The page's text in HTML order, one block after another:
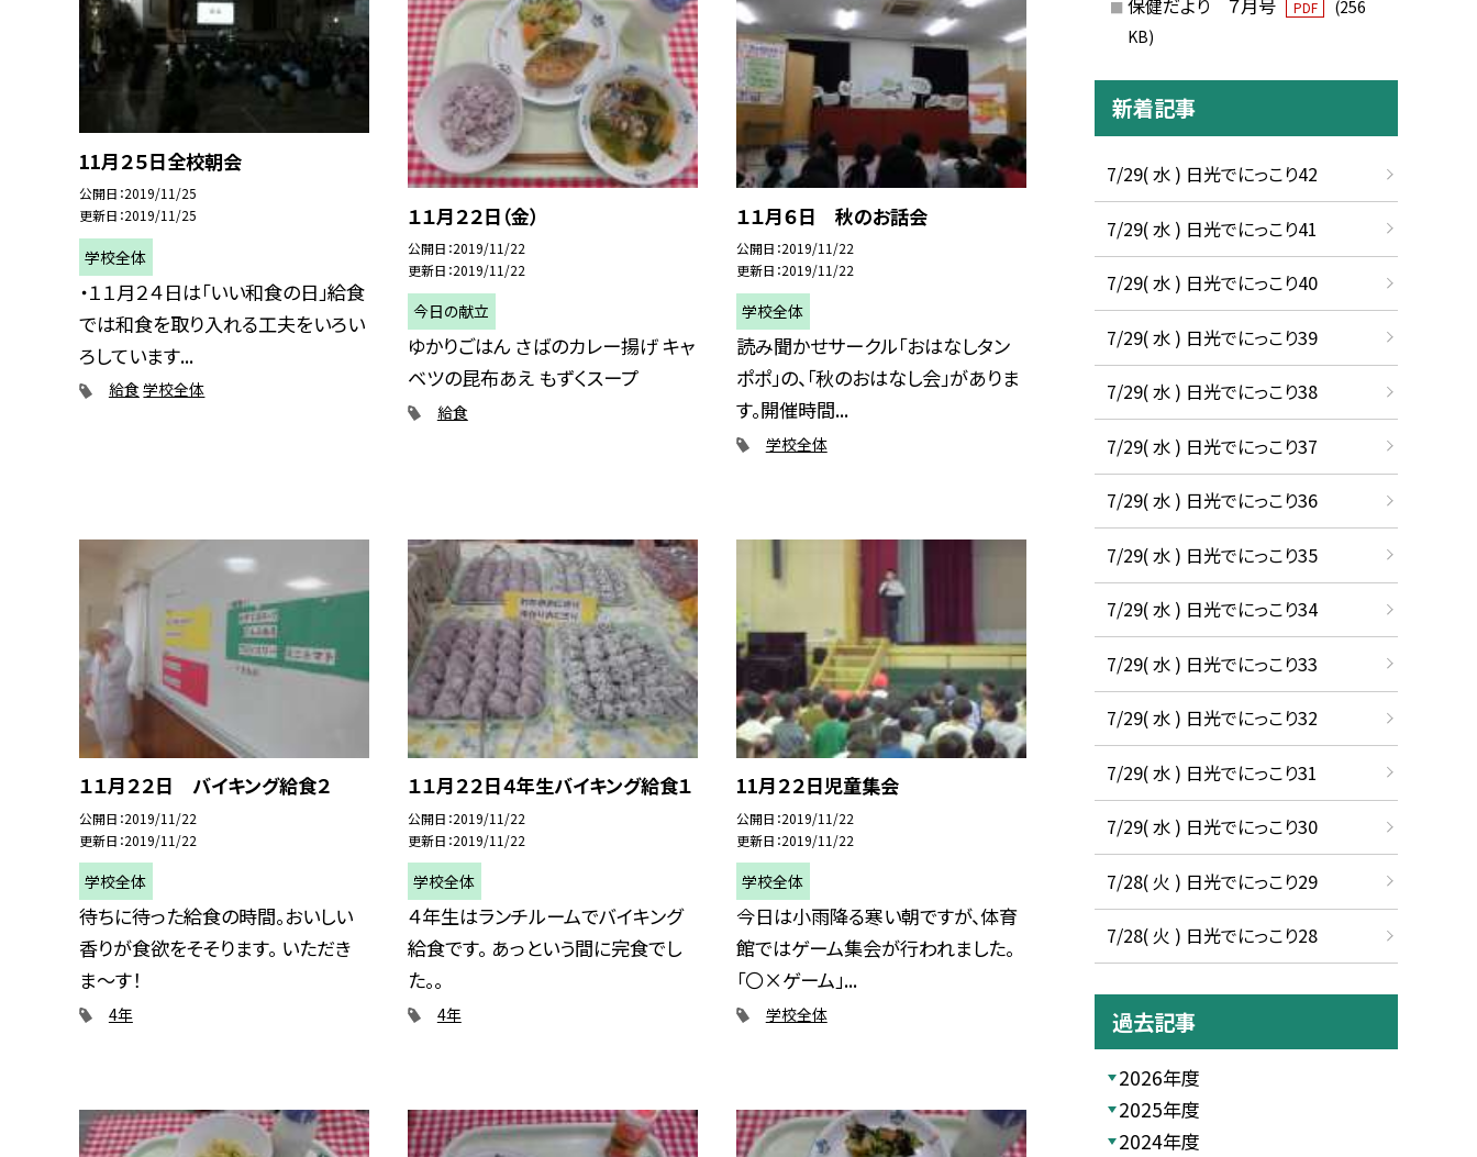
11月２５日全校朝会
公開日 2019/11/25
更新日 2019/11/25
学校全体
・１１月２４日は「いい和食の日」給食
では和食を取り入れる工夫をいろい
ろしています...
給食 学校全体
１１月２２日（金）
公開日 2019/11/22
更新日 2019/11/22
今日の献立
ゆかりごはん さばのカレー揚げ キャ
ベツの昆布あえ もずくスープ
給食
１１月６日 秋のお話会
公開日 2019/11/22
更新日 2019/11/22
学校全体
読み聞かせサークル「おはなしタン
ポポ」の、「秋のおはなし会」がありま
す。開催時間...
学校全体
１１月２２日 バイキング給食２
公開日 2019/11/22
更新日 2019/11/22
学校全体
待ちに待った給食の時間。おいしい
香りが食欲をそそります。 いただき
ま〜す！
4年
１１月２２日４年生バイキング給食１
公開日 2019/11/22
更新日 2019/11/22
学校全体
４年生はランチルームでバイキング
給食です。 あっという間に完食でし
た。。
4年
11月２２日児童集会
公開日 2019/11/22
更新日 2019/11/22
学校全体
今日は小雨降る寒い朝ですが、体育
館ではゲーム集会が行われました。
「〇×ゲーム」...
学校全体
保健だより ７月号 PDF
(256
KB)
新着記事
7/29( 水 ) 日光でにっこり42
7/29( 水 ) 日光でにっこり41
7/29( 水 ) 日光でにっこり40
7/29( 水 ) 日光でにっこり39
7/29( 水 ) 日光でにっこり38
7/29( 水 ) 日光でにっこり37
7/29( 水 ) 日光でにっこり36
7/29( 水 ) 日光でにっこり35
7/29( 水 ) 日光でにっこり34
7/29( 水 ) 日光でにっこり33
7/29( 水 ) 日光でにっこり32
7/29( 水 ) 日光でにっこり31
7/29( 水 ) 日光でにっこり30
7/28( 火 ) 日光でにっこり29
7/28( 火 ) 日光でにっこり28
過去記事
2026年度
2025年度
2024年度